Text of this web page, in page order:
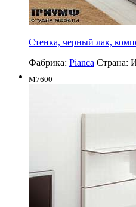
Стенка, черный лак,
Фабрика: Pianca Страна:
M7600